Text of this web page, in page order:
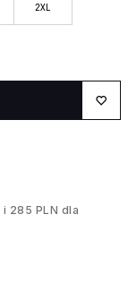
2XL
i 285 PLN dla